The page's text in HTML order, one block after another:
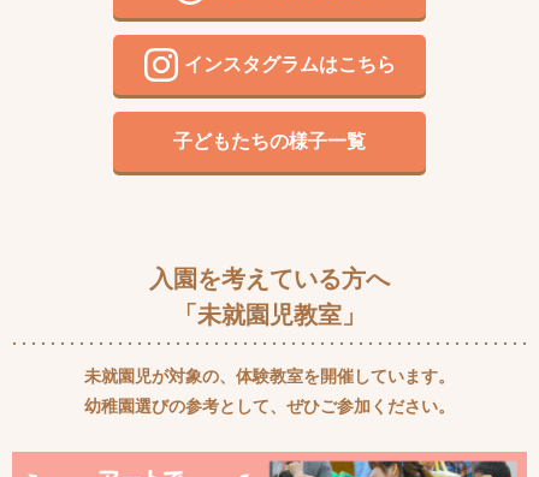
インスタグラムはこちら
子どもたちの様子一覧
入園を考えている方へ
「未就園児教室」
未就園児が対象の、体験教室を開催しています。
幼稚園選びの参考として、ぜひご参加ください。